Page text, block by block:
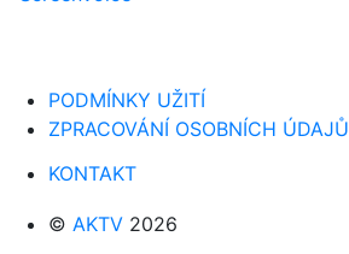
PODMÍNKY UŽITÍ
ZPRACOVÁNÍ OSOBNÍCH ÚDAJŮ
KONTAKT
© AKTV 2026